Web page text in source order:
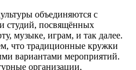
объединяются с
студий, посвящённых
музыке, играм, и так далее.
что традиционные кружки
вариантами мероприятий.
организации,